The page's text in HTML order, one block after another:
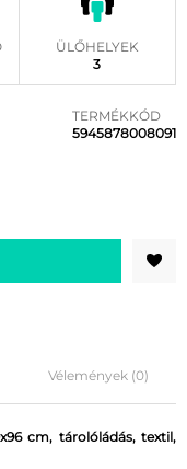
ÜLŐHELYEK
3
TERMÉKKÓD
5945878008091
Vélemények (0)
cm, tárolóládás, textil,